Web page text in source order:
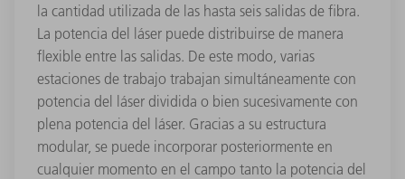
la cantidad utilizada de las hasta seis salidas de fibra.
La potencia del láser puede distribuirse de manera
flexible entre las salidas. De este modo, varias
estaciones de trabajo trabajan simultáneamente con
potencia del láser dividida o bien sucesivamente con
plena potencia del láser. Gracias a su estructura
modular, se puede incorporar posteriormente en
cualquier momento en el campo tanto la potencia del